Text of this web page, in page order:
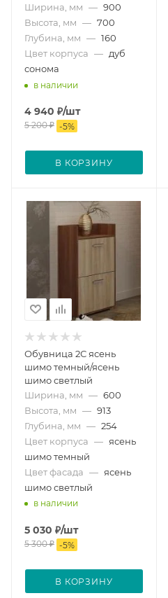
Ширина, мм — 900
Высота, мм — 700
Глубина, мм — 160
Цвет корпуса — дуб
сонома
в наличии
4 940 ₽/шт
5 200₽ -5%
В КОРЗИНУ
Обувница 2С ясень
шимо темный/ясень
шимо светлый
Ширина, мм — 600
Высота, мм — 913
Глубина, мм — 254
Цвет корпуса — ясень
шимо темный
Цвет фасада — ясень
шимо светлый
в наличии
5 030 ₽/шт
5 300₽ -5%
В КОРЗИНУ